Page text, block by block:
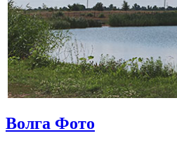
Волга Фото